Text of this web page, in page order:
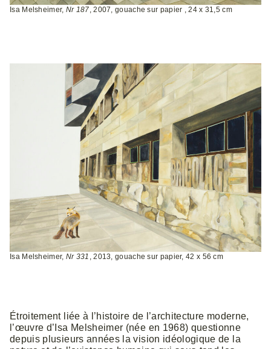
Isa Melsheimer, Nr 187, 2007, gouache sur papier , 24 x 31,5 cm
Isa Melsheimer, Nr 331 , 2013, gouache sur papier, 42 x 56 cm
Étroitement liée à l’histoire de l’architecture moderne,
l’œuvre d’Isa Melsheimer (née en 1968) questionne
depuis plusieurs années la vision idéologique de la